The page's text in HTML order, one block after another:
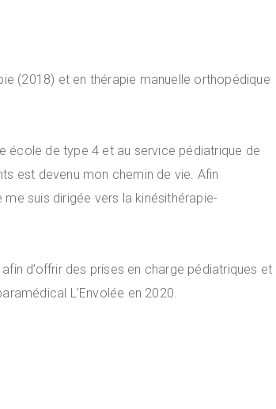
(2018) et en thérapie manuelle orthopédique
école de type 4 et au service pédiatrique de
est devenu mon chemin de vie. Afin
suis dirigée vers la kinésithérapie-
d’offrir des prises en charge pédiatriques et
L’Envolée en 2020.